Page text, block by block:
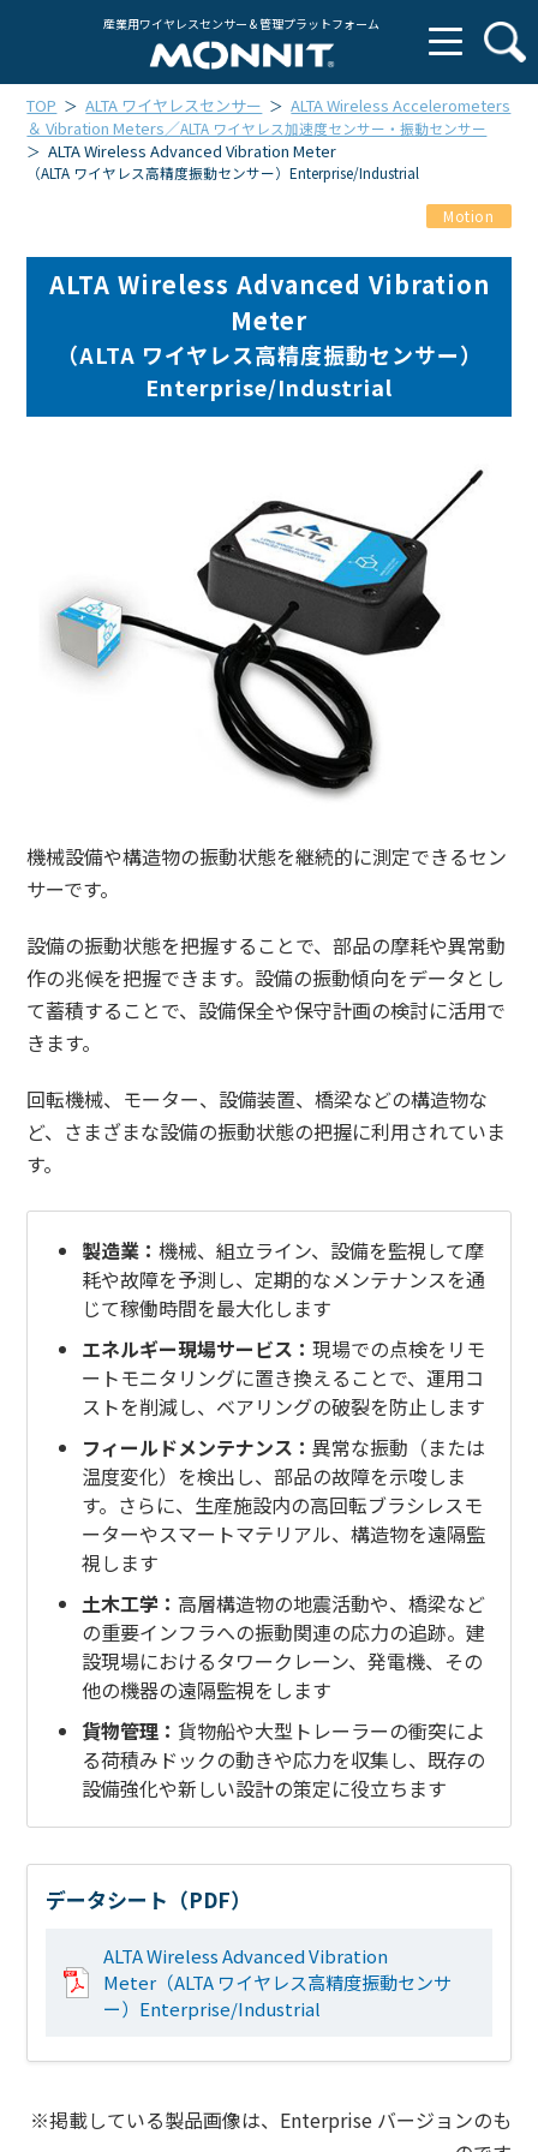
産業用ワイヤレスセンサー & 管理プラットフォーム
TOP ＞ALTA ワイヤレスセンサー ＞ALTA Wireless Accelerometers
＆ Vibration Meters／ALTA ワイヤレス加速度センサー・振動センサー
＞ALTA Wireless Advanced Vibration Meter
（ALTA ワイヤレス高精度振動センサー）Enterprise/Industrial
Motion
ALTA Wireless Advanced Vibration
Meter
（ALTA ワイヤレス高精度振動センサー）
Enterprise/Industrial
機械設備や構造物の振動状態を継続的に測定できるセン
サーです。
設備の振動状態を把握することで、部品の摩耗や異常動
作の兆候を把握できます。設備の振動傾向をデータとし
て蓄積することで、設備保全や保守計画の検討に活用で
きます。
回転機械、モーター、設備装置、橋梁などの構造物な
ど、さまざまな設備の振動状態の把握に利用されていま
す。
製造業：機械、組立ライン、設備を監視して摩
耗や故障を予測し、定期的なメンテナンスを通
じて稼働時間を最大化します
エネルギー現場サービス：現場での点検をリモ
ートモニタリングに置き換えることで、運用コ
ストを削減し、ベアリングの破裂を防止します
フィールドメンテナンス：異常な振動（または
温度変化）を検出し、部品の故障を示唆しま
す。さらに、生産施設内の高回転ブラシレスモ
ーターやスマートマテリアル、構造物を遠隔監
視します
土木工学：高層構造物の地震活動や、橋梁など
の重要インフラへの振動関連の応力の追跡。建
設現場におけるタワークレーン、発電機、その
他の機器の遠隔監視をします
貨物管理：貨物船や大型トレーラーの衝突によ
る荷積みドックの動きや応力を収集し、既存の
設備強化や新しい設計の策定に役立ちます
データシート（PDF）
ALTA Wireless Advanced Vibration
Meter（ALTA ワイヤレス高精度振動センサ
ー）Enterprise/Industrial
※掲載している製品画像は、Enterprise バージョンのも